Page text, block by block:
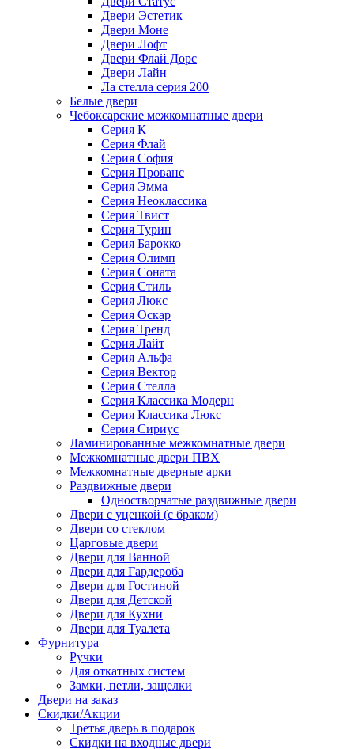
Двери Эстетик
Двери Моне
Двери Лофт
Двери Флай Дорс
Двери Лайн
Ла стелла серия 200
Белые двери
Чебоксарские межкомнатные двери
Серия К
Серия Флай
Серия София
Серия Прованс
Серия Эмма
Серия Неоклассика
Серия Твист
Серия Турин
Серия Барокко
Серия Олимп
Серия Соната
Серия Стиль
Серия Люкс
Серия Оскар
Серия Тренд
Серия Лайт
Серия Альфа
Серия Вектор
Серия Стелла
Серия Классика Модерн
Серия Классика Люкс
Серия Сириус
Ламинированные межкомнатные двери
Межкомнатные двери ПВХ
Межкомнатные дверные арки
Раздвижные двери
Одностворчатые раздвижные двери
Двери с уценкой (с браком)
Двери со стеклом
Царговые двери
Двери для Ванной
Двери для Гардероба
Двери для Гостиной
Двери для Детской
Двери для Кухни
Двери для Туалета
Фурнитура
Ручки
Для откатных систем
Замки, петли, защелки
Двери на заказ
Скидки/Акции
Третья дверь в подарок
Скидки на входные двери